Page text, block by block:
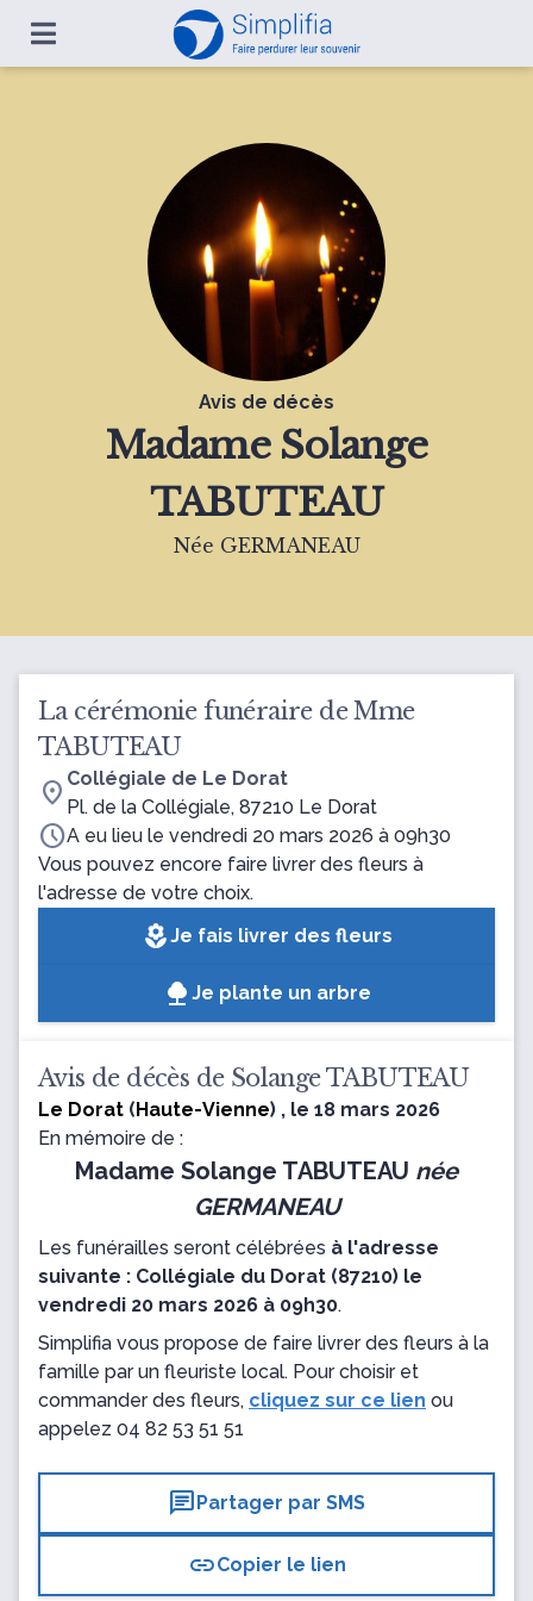
Avis de décès
Madame Solange
TABUTEAU
Née GERMANEAU
La cérémonie funéraire de Mme
TABUTEAU
location_on Collégiale de Le Dorat
Pl. de la Collégiale, 87210 Le Dorat
scheduleA eu lieu le vendredi 20 mars 2026 à 09h30
Vous pouvez encore faire livrer des fleurs à
l'adresse de votre choix.
local_floristJe fais livrer des fleurs
Je plante un arbre
Avis de décès de Solange TABUTEAU
Le Dorat (Haute-Vienne) , le 18 mars 2026
En mémoire de :
Madame Solange TABUTEAU née
GERMANEAU
Les funérailles seront célébrées à l'adresse
suivante : Collégiale du Dorat (87210) le
vendredi 20 mars 2026 à 09h30.
Simplifia vous propose de faire livrer des fleurs à la
famille par un fleuriste local. Pour choisir et
commander des fleurs, cliquez sur ce lien ou
appelez 04 82 53 51 51
chatPartager par SMS
linkCopier le lien